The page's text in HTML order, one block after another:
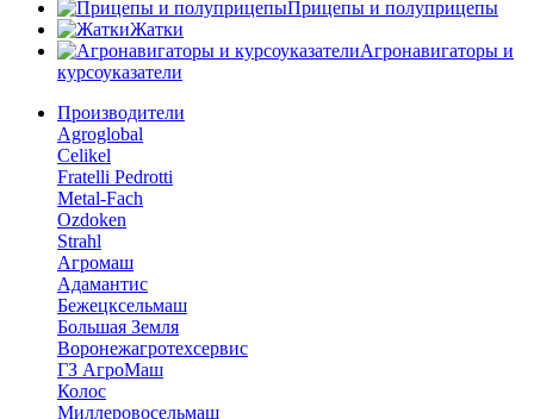
Прицепы и полуприцепы
Жатки
Агронавигаторы и
курсоуказатели
Производители
Agroglobal
Celikel
Fratelli Pedrotti
Metal-Fach
Ozdoken
Strahl
Агромаш
Адамантис
Бежецксельмаш
Большая Земля
Воронежагротехсервис
ГЗ АгроМаш
Колос
Миллеровосельмаш